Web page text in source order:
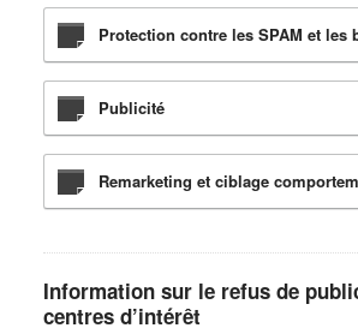
Protection contre les SPAM et les
Publicité
Remarketing et ciblage
Information sur le refus de
centres d’intérêt